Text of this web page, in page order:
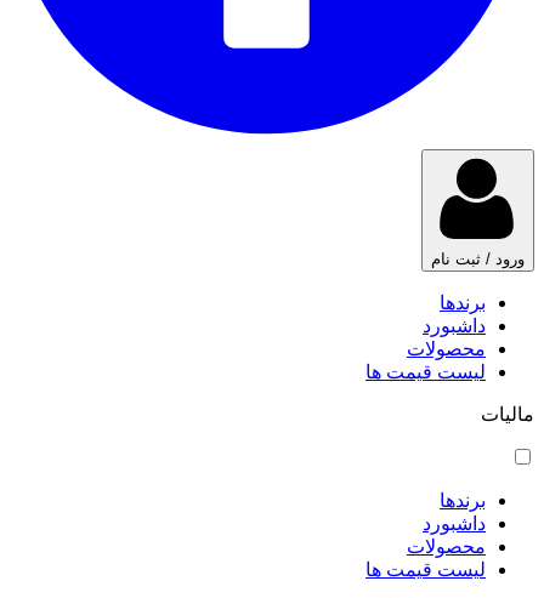
ورود / ثبت نام
برندها
داشبورد
محصولات
لیست قیمت ها
مالیات
برندها
داشبورد
محصولات
لیست قیمت ها